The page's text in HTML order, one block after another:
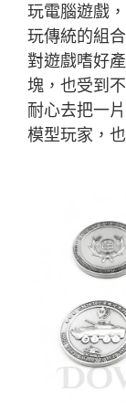
玩電腦遊戲
玩傳統的組
對遊戲嗜好
塊，也受到
耐心去把一
模型玩家，